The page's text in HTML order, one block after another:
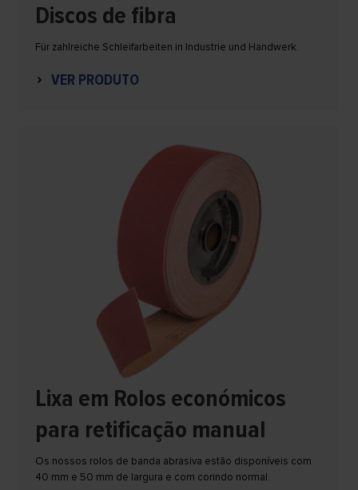
Discos de fibra
Für zahlreiche Schleifarbeiten in Industrie und Handwerk.
VER PRODUTO
Lixa em Rolos económicos
para retificação manual
Os nossos rolos de banda abrasiva estão disponíveis com
40 mm e 50 mm de largura e com corindo normal.